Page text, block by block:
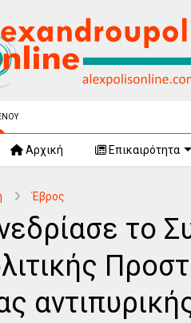
Αρχική Επικαιρότητα
Έβρος
το